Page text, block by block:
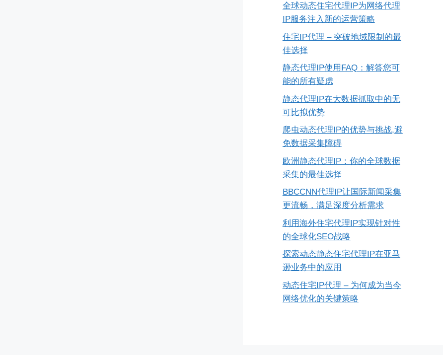
全球动态住宅代理IP为网络代理
IP服务注入新的运营策略
住宅IP代理 – 突破地域限制的最
佳选择
静态代理IP使用FAQ：解答您可
能的所有疑虑
静态代理IP在大数据抓取中的无
可比拟优势
爬虫动态代理IP的优势与挑战,避
免数据采集障碍
欧洲静态代理IP：你的全球数据
采集的最佳选择
BBCCNN代理IP让国际新闻采集
更流畅，满足深度分析需求
利用海外住宅代理IP实现针对性
的全球化SEO战略
探索动态静态住宅代理IP在亚马
逊业务中的应用
动态住宅IP代理 – 为何成为当今
网络优化的关键策略